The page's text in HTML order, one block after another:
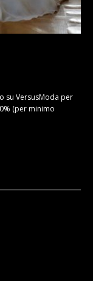
su VersusModa per
(per minimo